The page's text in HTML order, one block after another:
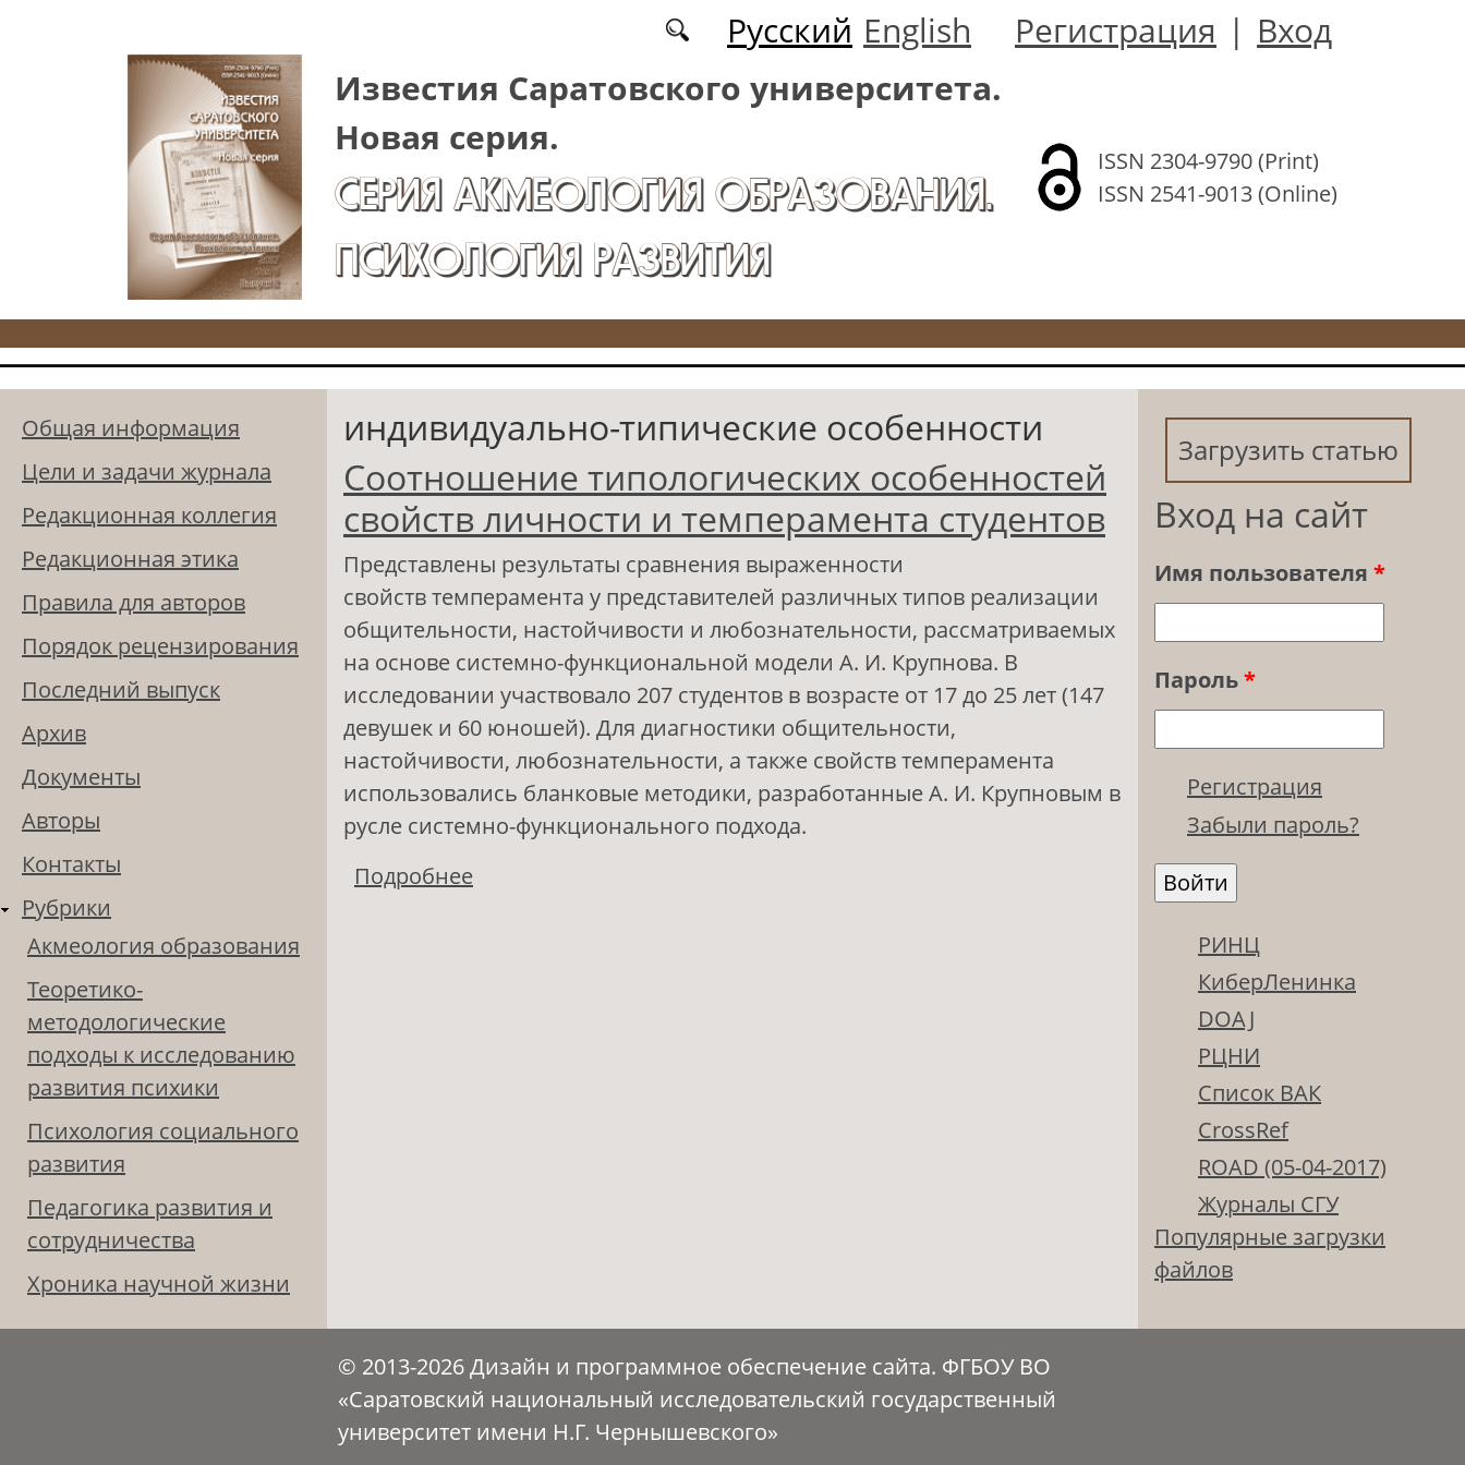
Русский English Регистрация | Вход
Известия Саратовского университета.
Новая серия.
СЕРИЯ АКМЕОЛОГИЯ ОБРАЗОВАНИЯ.
ПСИХОЛОГИЯ РАЗВИТИЯ
ISSN 2304-9790 (Print)
ISSN 2541-9013 (Online)
Общая информация
Цели и задачи журнала
Редакционная коллегия
Редакционная этика
Правила для авторов
Порядок рецензирования
Последний выпуск
Архив
Документы
Авторы
Контакты
Рубрики
Акмеология образования
Теоретико-
методологические
подходы к исследованию
развития психики
Психология социального
развития
Педагогика развития и
сотрудничества
Хроника научной жизни
индивидуально-типические особенности
Соотношение типологических особенностей
свойств личности и темперамента студентов
Представлены результаты сравнения выраженности
свойств темперамента у представителей различных типов реализации
общительности, настойчивости и любознательности, рассматриваемых
на основе системно-функциональной модели А. И. Крупнова. В
исследовании участвовало 207 студентов в возрасте от 17 до 25 лет (147
девушек и 60 юношей). Для диагностики общительности,
настойчивости, любознательности, а также свойств темперамента
использовались бланковые методики, разработанные А. И. Крупновым в
русле системно-функционального подхода.
Подробнее
Загрузить статью
Вход на сайт
Имя пользователя *
Пароль*
Регистрация
Забыли пароль?
РИНЦ
КиберЛенинка
DOAJ
РЦНИ
Список ВАК
CrossRef
ROAD (05-04-2017)
Журналы СГУ
Популярные загрузки
файлов
© 2013-2026 Дизайн и программное обеспечение сайта. ФГБОУ ВО
«Саратовский национальный исследовательский государственный
университет имени Н.Г. Чернышевского»